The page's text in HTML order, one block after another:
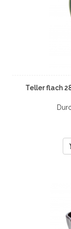
Teller flach